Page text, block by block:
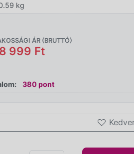
kg
ÁR (BRUTTÓ)
999 Ft
380 pont